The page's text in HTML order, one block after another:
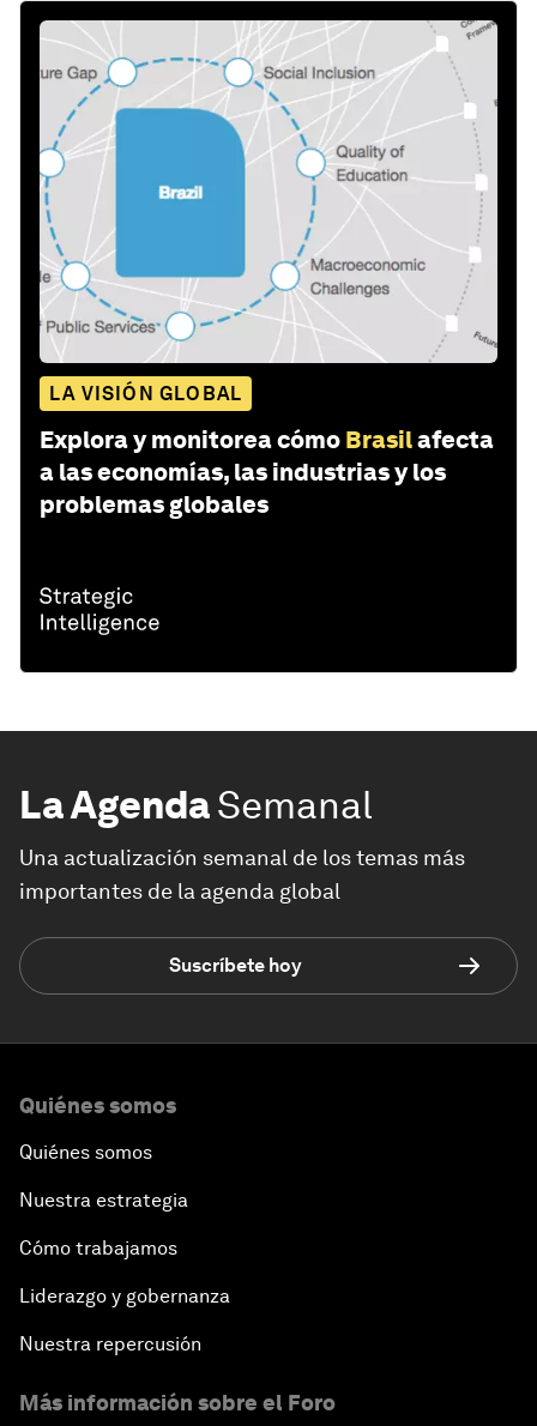
LA VISIÓN GLOBAL
Explora y monitorea cómo Brasilafecta
a las economías, las industrias y los
problemas globales
La AgendaSemanal
Una actualización semanal de los temas más
importantes de la agenda global
Suscríbete hoy
Quiénes somos
Quiénes somos
Nuestra estrategia
Cómo trabajamos
Liderazgo y gobernanza
Nuestra repercusión
Más información sobre el Foro